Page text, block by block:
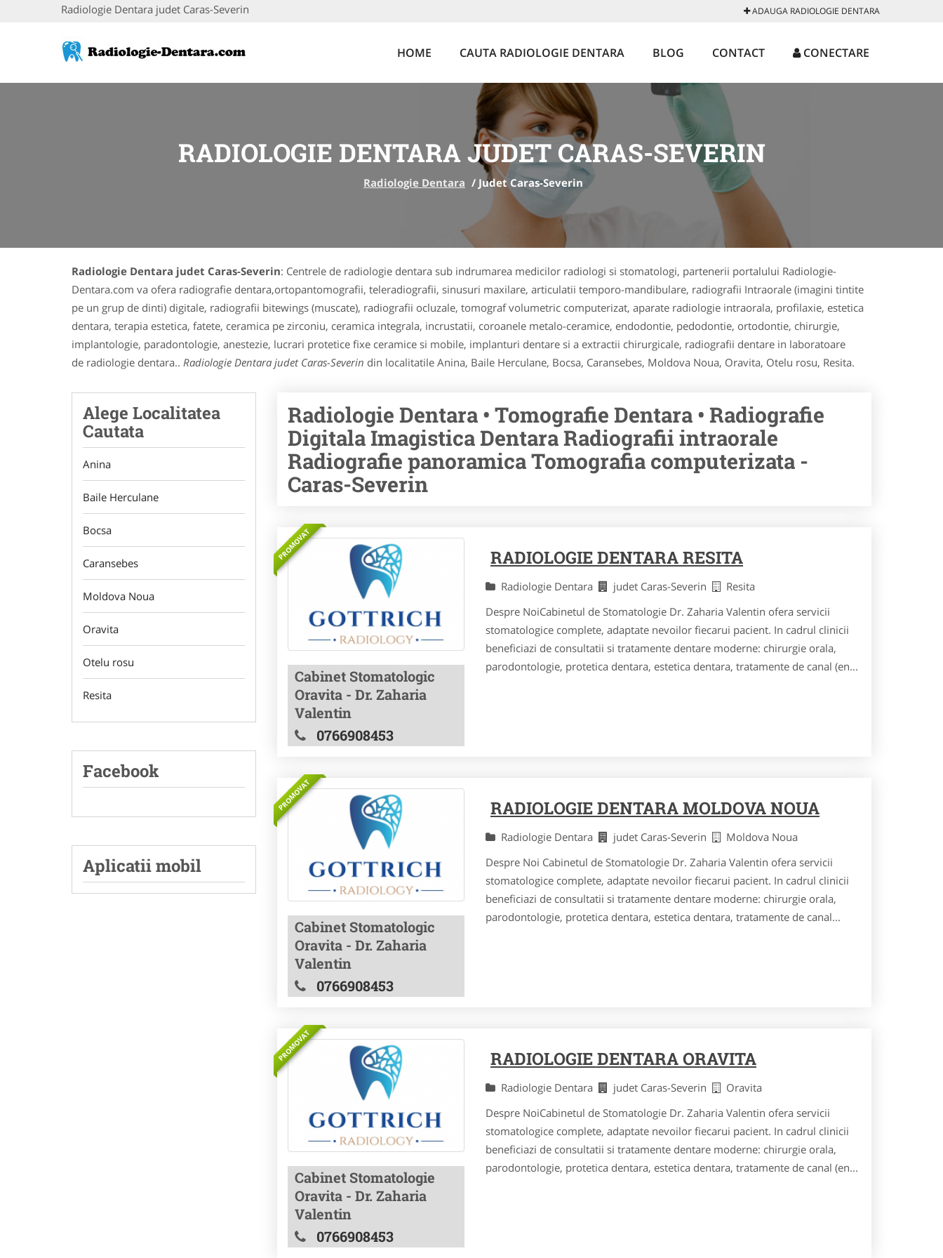
Radiologie Dentara judet Caras-Severin ADAUGA RADIOLOGIE DENTARA
HOME CAUTA RADIOLOGIE DENTARA BLOG CONTACT CONECTARE
RADIOLOGIE DENTARA JUDET CARAS-SEVERIN
Radiologie Dentara / Judet Caras-Severin
Radiologie Dentara judet Caras-Severin: Centrele de radiologie dentara sub indrumarea medicilor radiologi si stomatologi, partenerii portalului Radiologie-
Dentara.com va ofera radiografie dentara,ortopantomografii, teleradiografii, sinusuri maxilare, articulatii temporo-mandibulare, radiografii Intraorale (imagini tintite
pe un grup de dinti) digitale, radiografii bitewings (muscate), radiografii ocluzale, tomograf volumetric computerizat, aparate radiologie intraorala, profilaxie, estetica
dentara, terapia estetica, fatete, ceramica pe zirconiu, ceramica integrala, incrustatii, coroanele metalo-ceramice, endodontie, pedodontie, ortodontie, chirurgie,
implantologie, paradontologie, anestezie, lucrari protetice fixe ceramice si mobile, implanturi dentare si a extractii chirurgicale, radiografii dentare in laboratoare
de radiologie dentara.. Radiologie Dentara judet Caras-Severin din localitatile Anina, Baile Herculane, Bocsa, Caransebes, Moldova Noua, Oravita, Otelu rosu, Resita.
Alege Localitatea
Cautata
Anina
Baile Herculane
Bocsa
Caransebes
Moldova Noua
Oravita
Otelu rosu
Resita
Facebook
Aplicatii mobil
Radiologie Dentara • Tomografie Dentara • Radiografie
Digitala Imagistica Dentara Radiografii intraorale
Radiografie panoramica Tomografia computerizata -
Caras-Severin
PROMOVAT
Cabinet Stomatologic
Oravita - Dr. Zaharia
Valentin
0766908453
RADIOLOGIE DENTARA RESITA
Radiologie Dentara judet Caras-Severin
Resita
Despre NoiCabinetul de Stomatologie Dr. Zaharia Valentin ofera servicii
stomatologice complete, adaptate nevoilor fiecarui pacient. In cadrul clinicii
beneficiazi de consultatii si tratamente dentare moderne: chirurgie orala,
parodontologie, protetica dentara, estetica dentara, tratamente de canal (en...
PROMOVAT
Cabinet Stomatologic
Oravita - Dr. Zaharia
Valentin
0766908453
RADIOLOGIE DENTARA MOLDOVA NOUA
Radiologie Dentara judet Caras-Severin
Moldova Noua
Despre Noi Cabinetul de Stomatologie Dr. Zaharia Valentin ofera servicii
stomatologice complete, adaptate nevoilor fiecarui pacient. In cadrul clinicii
beneficiazi de consultatii si tratamente dentare moderne: chirurgie orala,
parodontologie, protetica dentara, estetica dentara, tratamente de canal...
PROMOVAT
Cabinet Stomatologie
Oravita - Dr. Zaharia
Valentin
0766908453
RADIOLOGIE DENTARA ORAVITA
Radiologie Dentara judet Caras-Severin
Oravita
Despre NoiCabinetul de Stomatologie Dr. Zaharia Valentin ofera servicii
stomatologice complete, adaptate nevoilor fiecarui pacient. In cadrul clinicii
beneficiazi de consultatii si tratamente dentare moderne: chirurgie orala,
parodontologie, protetica dentara, estetica dentara, tratamente de canal (en...